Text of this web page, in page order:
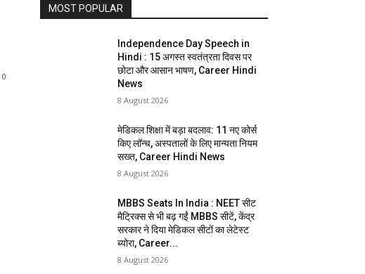
0
MOST POPULAR
Independence Day Speech in
Hindi : 15 अगस्त स्वतंत्रता दिवस पर
छोटा और आसान भाषण, Career Hindi
News
8 August 2026
मेडिकल शिक्षा में बड़ा बदलाव: 11 नए कोर्स
किए लॉन्च, अस्पतालों के लिए मान्यता नियम
सख्त, Career Hindi News
8 August 2026
MBBS Seats In India : NEET सीट
मैट्रिक्स से भी बढ़ गईं MBBS सीटें, केंद्र
सरकार ने दिया मेडिकल सीटों का लेटेस्ट
ब्योरा, Career...
8 August 2026